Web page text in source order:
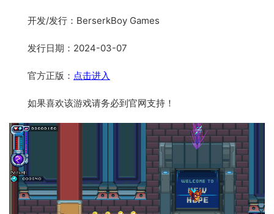
开发/发行：BerserkBoy Games
发行日期：2024-03-07
官方正版： 点击进入
如果喜欢该游戏请务必到官网支持！